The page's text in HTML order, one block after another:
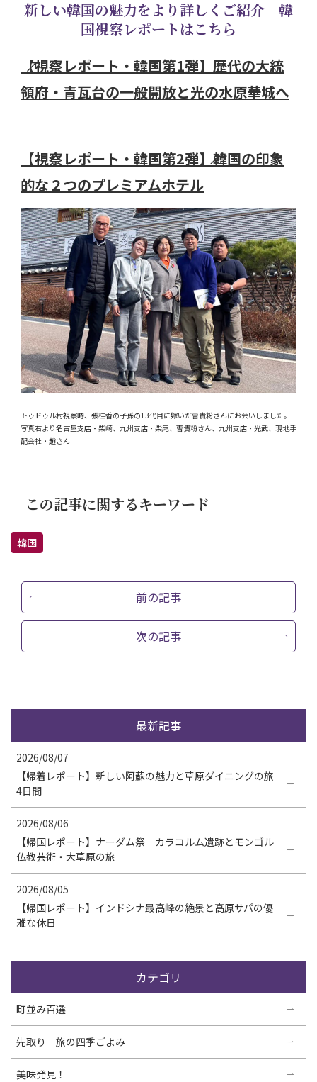
新しい韓国の魅力をより詳しくご紹介 韓
国視察レポートはこちら
【視察レポート・韓国第1弾】歴代の大統
領府・青瓦台の一般開放と光の水原華城へ
【視察レポート・韓国第2弾】韓国の印象
的な２つのプレミアムホテル
トゥドゥル村視察時、張桂香の子孫の13代目に嫁いだ曺貴粉さんにお会いしました。
写真右より名古屋支店・柴崎、九州支店・柴尾、曺貴粉さん、九州支店・光武、現地手
配会社・趙さん
この記事に関するキーワード
韓国
前の記事
次の記事
最新記事
2026/08/07
【帰着レポート】新しい阿蘇の魅力と草原ダイニングの旅
4日間
2026/08/06
【帰国レポート】ナーダム祭 カラコルム遺跡とモンゴル
仏教芸術・大草原の旅
2026/08/05
【帰国レポート】インドシナ最高峰の絶景と高原サパの優
雅な休日
カテゴリ
町並み百選
先取り 旅の四季ごよみ
美味発見！